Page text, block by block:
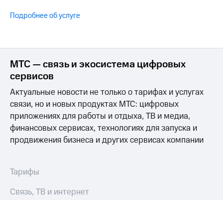
Домашний
Домашнее
ТВ
Спутниковое
ТВ
Домашний
телефон
Перейти
в МТС
МТС
интернета,
фильмы,
музыка
и многое
другое
Семейная
группа
доступ
Подробнее об услуге
МТС — связь и экосистема цифровых
сервисов
Актуальные новости не только о тарифах и услугах
связи, но и новых продуктах МТС: цифровых
приложениях для работы и отдыха, ТВ и медиа,
финансовых сервисах, технологиях для запуска и
продвижения бизнеса и других сервисах компании
Тарифы
Связь, ТВ и интернет